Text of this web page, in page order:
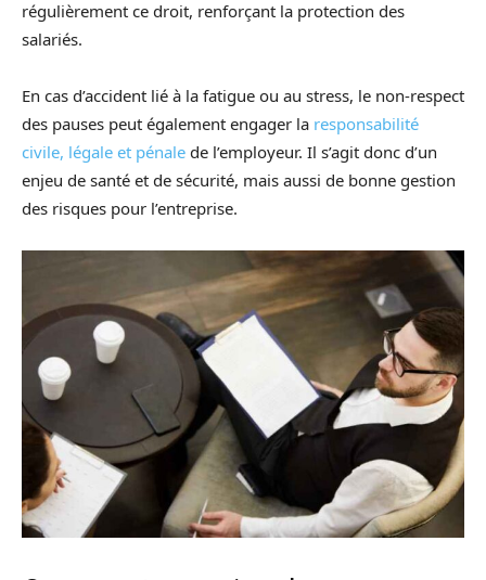
régulièrement ce droit, renforçant la protection des
salariés.
En cas d’accident lié à la fatigue ou au stress, le non-respect
des pauses peut également engager la responsabilité
civile, légale et pénale de l’employeur. Il s’agit donc d’un
enjeu de santé et de sécurité, mais aussi de bonne gestion
des risques pour l’entreprise.